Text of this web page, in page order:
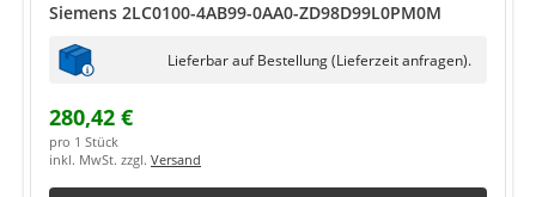
Siemens 2LC0100-4AB99-0AA0-ZD98D99L0PM0M
Lieferbar auf Bestellung (Lieferzeit anfragen).
280,42 €
pro 1 Stück
inkl. MwSt. zzgl. Versand